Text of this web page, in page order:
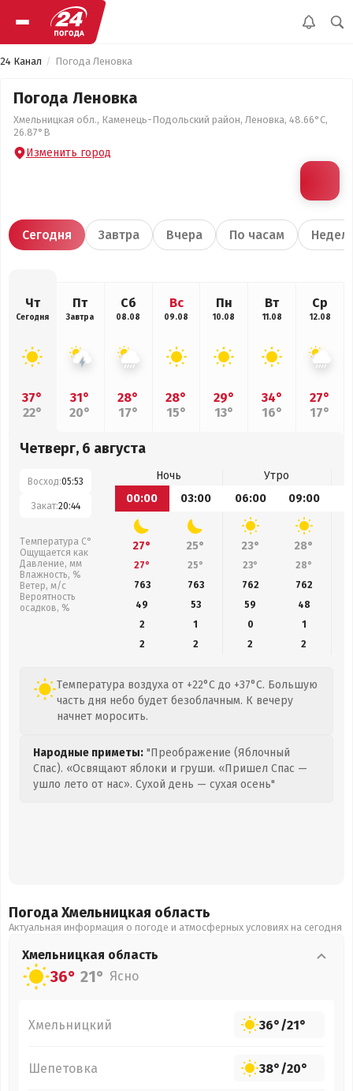
24 Канал Погода Леновка
Погода Леновка
Хмельницкая обл., Каменець-Подольский район, Леновка, 48.66°С,
26.87°В
Изменить город
Сегодня Завтра Вчера По часам
Чт
Сегодня
37°
22°
Пт
Завтра
31°
20°
Сб
08.08
28°
17°
Вс
09.08
28°
15°
Пн
10.08
29°
13°
Вт
11.08
34°
16°
Ср
12.08
27°
17°
Четверг, 6 августа
Восход:05:53
Закат:20:44
Температура С°
Ощущается как
Давление, мм
Влажность, %
Ветер, м/с
Вероятность
осадков, %
Ночь
Утро
00:00
03:00 06:00 09:00
27° 25° 23° 28°
27° 25° 23° 28°
763
763 762 762
49
53 59 48
2
1 0
1
2
2 2 2
Температура воздуха от +22°C до +37°C. Большую
часть дня небо будет безоблачным. К вечеру
начнет моросить.
Народные приметы: "Преображение (Яблочный
Спас). «Освящают яблоки и груши. «Пришел Спас —
ушло лето от нас». Сухой день — сухая осень"
Погода Хмельницкая область
Актуальная информация о погоде и атмосферных условиях на сегодня
Хмельницкая область
36° 21° Ясно
Хмельницкий 36°/21°
Шепетовка 38°/20°